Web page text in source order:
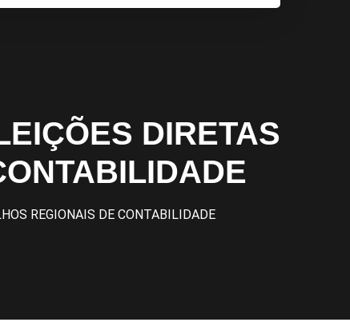
DIRETAS
REGIONAIS DE CONTABILIDADE